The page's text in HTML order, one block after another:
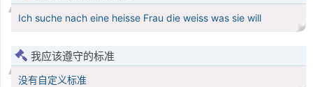
Ich suche nach eine heisse Frau die weiss was sie will
我应该遵守的标准
没有自定义标准